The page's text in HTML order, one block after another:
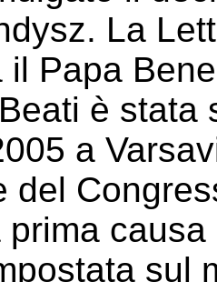
La
il Papa
è
a
del
prima
sul